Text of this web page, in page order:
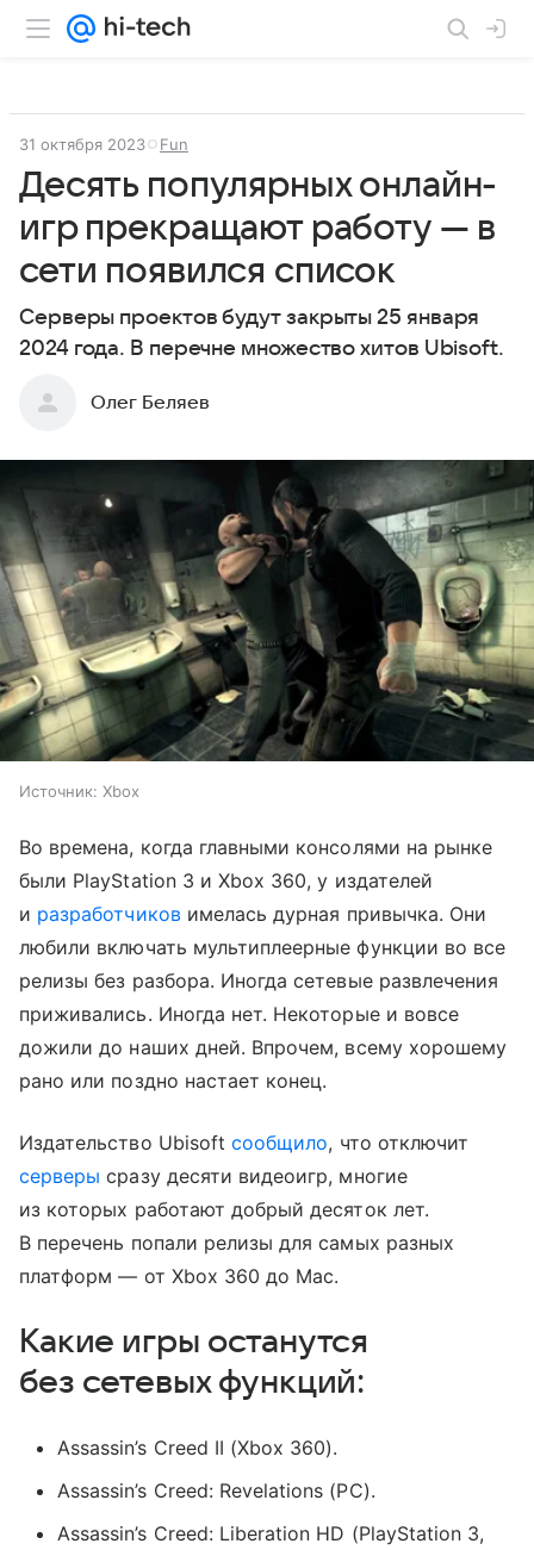
31 октября 2023 Fun
Десять популярных онлайн-
игр прекращают работу — в
сети появился список
Серверы проектов будут закрыты 25 января
2024 года. В перечне множество хитов Ubisoft.
Олег Беляев
Источник: Xbox
Во времена, когда главными консолями на рынке
были PlayStation 3 и Xbox 360, у издателей
и разработчиковимелась дурная привычка. Они
любили включать мультиплеерные функции во все
релизы без разбора. Иногда сетевые развлечения
приживались. Иногда нет. Некоторые и вовсе
дожили до наших дней. Впрочем, всему хорошему
рано или поздно настает конец.
Издательство Ubisoftсообщило, что отключит
серверы сразу десяти видеоигр, многие
из которых работают добрый десяток лет.
В перечень попали релизы для самых разных
платформ — от Xbox 360 до Mac.
Какие игры останутся
без сетевых функций:
Assassin’s Creed II (Xbox 360).
Assassin’s Creed: Revelations (PC).
Assassin’s Creed: Liberation HD (PlayStation 3,